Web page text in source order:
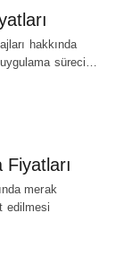
hakkında
süreci…
merak
edilmesi